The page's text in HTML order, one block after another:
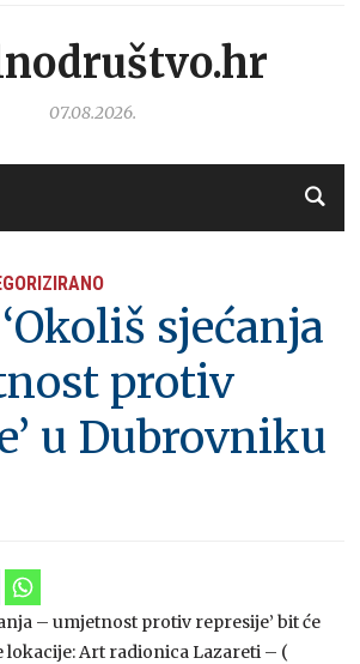
07.08.2026.
sjećanja
protiv
u Dubrovniku
– umjetnost protiv represije’ bit će
lokacije: Art radionica Lazareti – (